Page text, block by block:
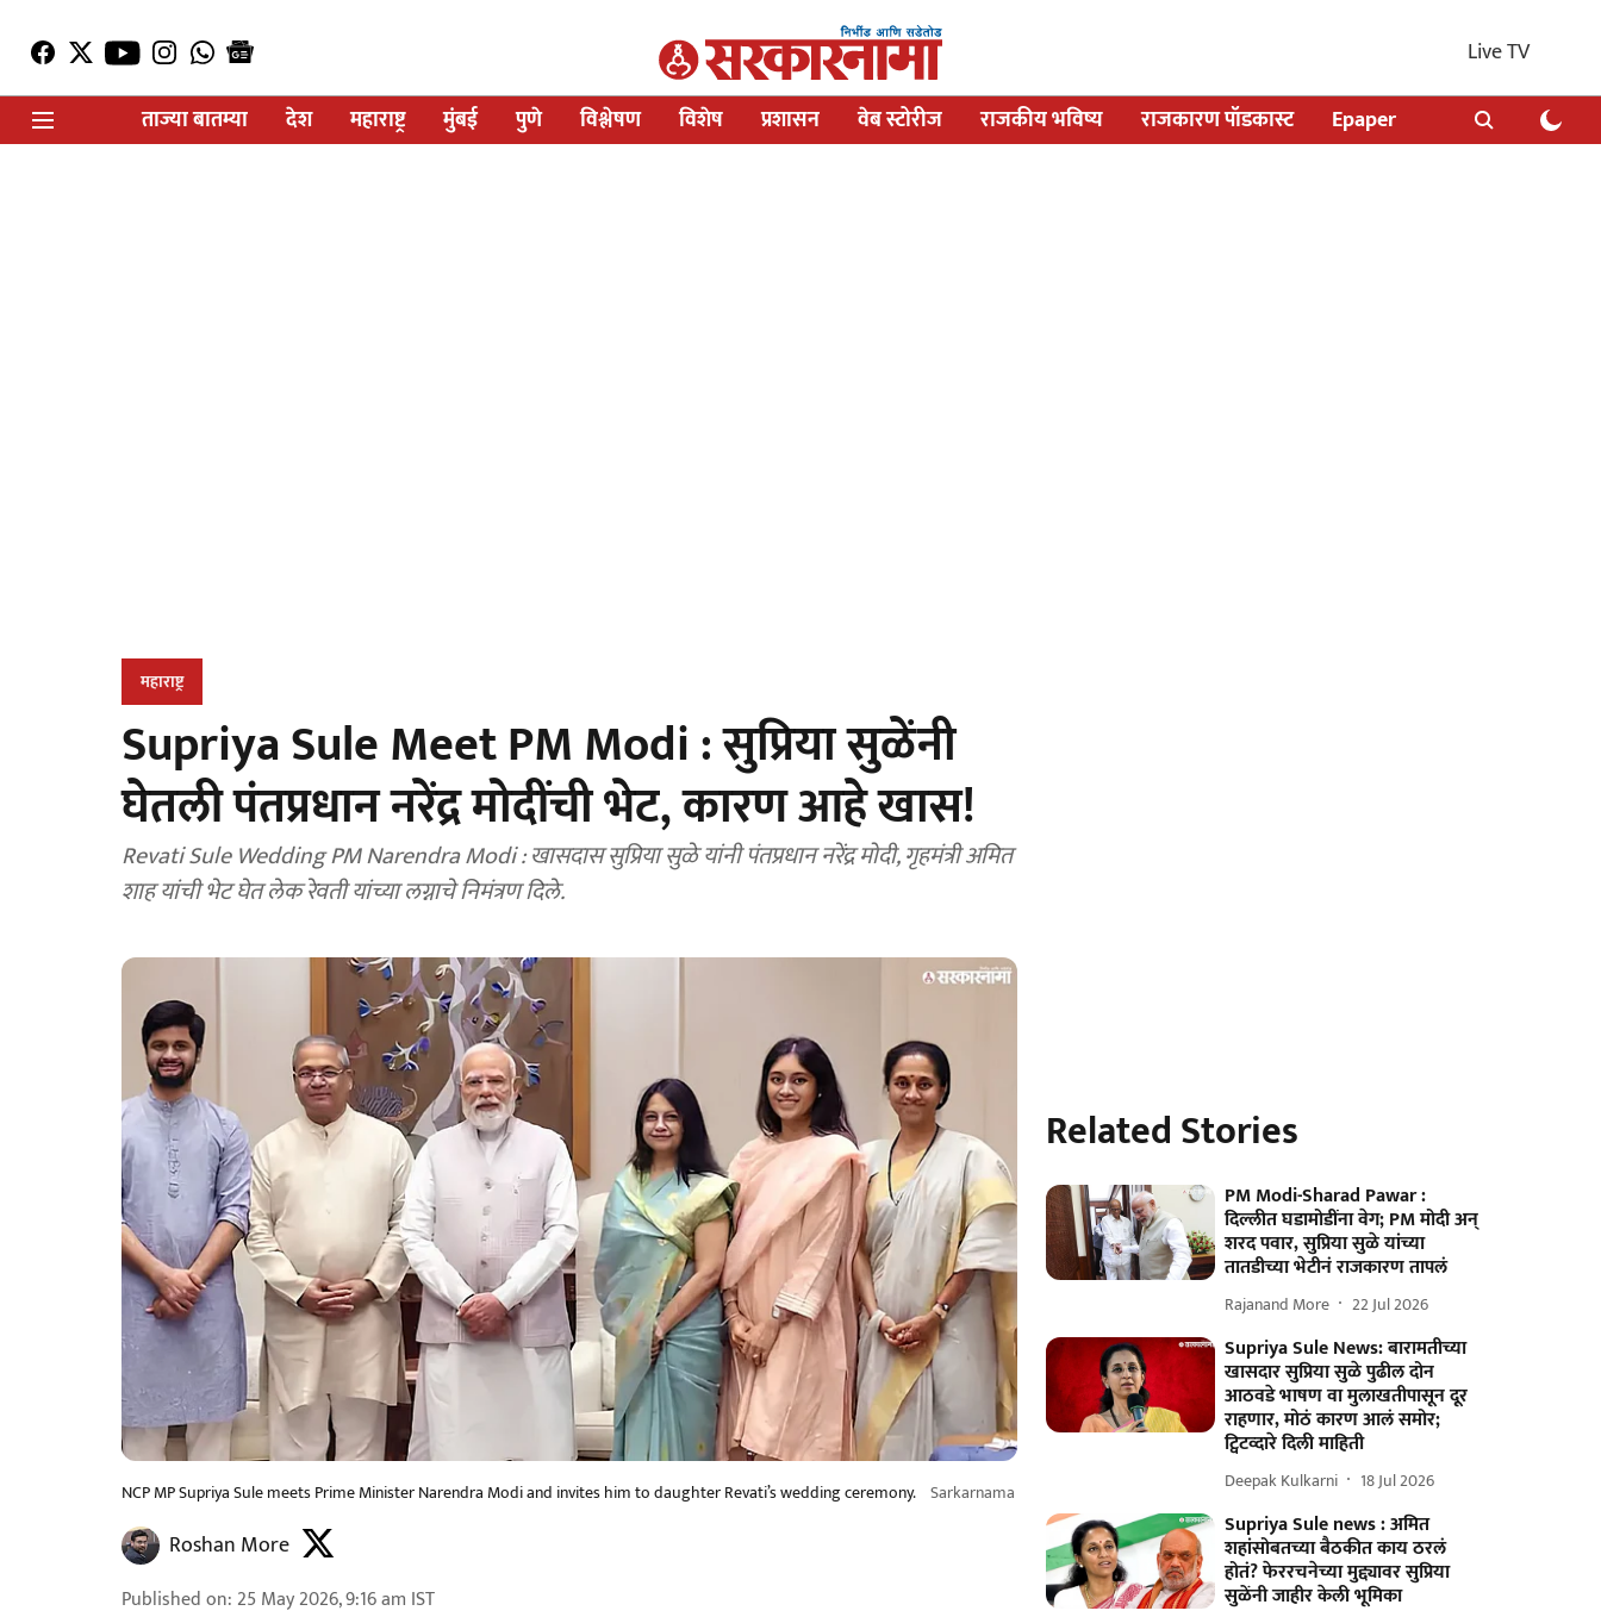
Live TV
ताज्या बातम्या
देश महाराष्ट्र मुंबई पुणे विश्लेषण विशेष प्रशासन वेब स्टोरीज राजकीय भविष्य राजकारण पॉडकास्ट Epaper
महाराष्ट्र
Supriya Sule Meet PM Modi : सुप्रिया सुळेंनी
घेतली पंतप्रधान नरेंद्र मोदींची भेट, कारण आहे खास!
Revati Sule Wedding PM Narendra Modi : खासदास सुप्रिया सुळे यांनी पंतप्रधान नरेंद्र मोदी, गृहमंत्री अमित
शाह यांची भेट घेत लेक रेवती यांच्या लग्नाचे निमंत्रण दिले.
NCP MP Supriya Sule meets Prime Minister Narendra Modi and invites him to daughter Revati’s wedding ceremony. Sarkarnama
Roshan More
Published on: 25 May 2026, 9:16 am IST
Related Stories
PM Modi-Sharad Pawar :
दिल्लीत घडामोडींना वेग; PM मोदी अन्
शरद पवार, सुप्रिया सुळे यांच्या
तातडीच्या भेटीनं राजकारण तापलं
Rajanand More 22 Jul 2026
Supriya Sule News: बारामतीच्या
खासदार सुप्रिया सुळे पुढील दोन
आठवडे भाषण वा मुलाखतीपासून दूर
राहणार, मोठं कारण आलं समोर;
ट्विटव्दारे दिली माहिती
Deepak Kulkarni 18 Jul 2026
Supriya Sule news : अमित
शहांसोबतच्या बैठकीत काय ठरलं
होतं? फेररचनेच्या मुद्द्यावर सुप्रिया
सुळेंनी जाहीर केली भूमिका